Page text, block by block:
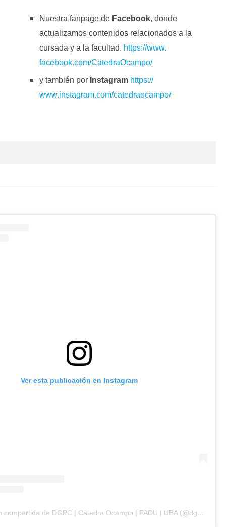
Nuestra fanpage de Facebook, donde
actualizamos contenidos relacionados a la
cursada y a la facultad. https://www.
facebook.com/CatedraOcampo/
y también por Instagram https://
www.instagram.com/catedraocampo/
Ver esta publicación en Instagram
Una publicación compartida de DGPC | Cátedra Ocampo | FADU | UBA (@dgpc.catedraocampo)